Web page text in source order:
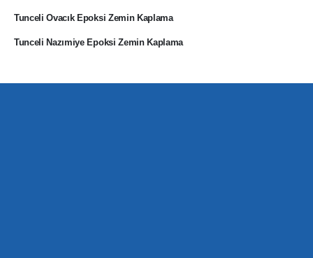
Tunceli Ovacık Epoksi Zemin Kaplama
Tunceli Nazımiye Epoksi Zemin Kaplama